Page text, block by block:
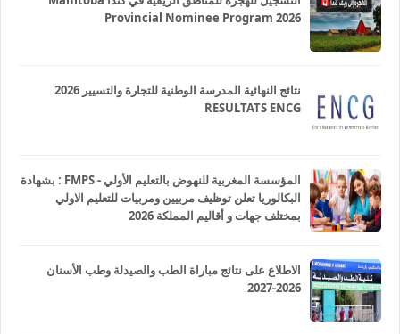
Provincial Nominee Program 2026
نتائج النهائية المدرسة الوطنية للتجارة والتسيير 2026
RESULTATS ENCG
المؤسسة المغربية للنهوض بالتعليم الأولي - FMPS : بشهادة
البكالوريا تعلن توظيف مربيين ومربيات للتعليم الاولي
بمختلف جهات و أقاليم المملكة 2026
الاطلاع على نتائج مباراة الطب والصيدلة وطب الأسنان
2026-2027